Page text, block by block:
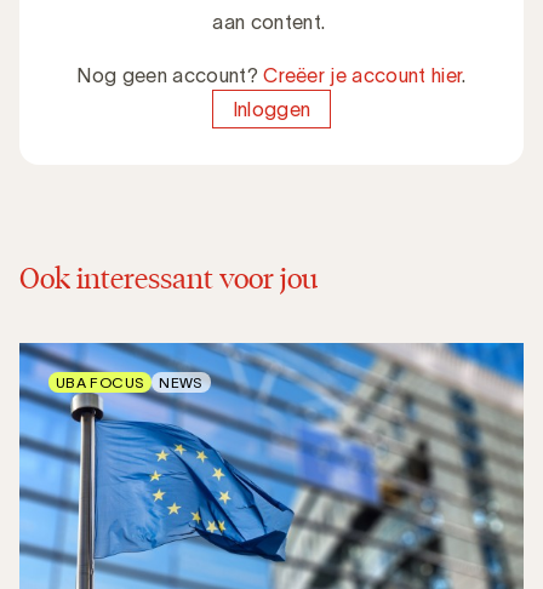
aan content.
Nog geen account?Creëer je account hier.
Inloggen
Ook interessant voor jou
UBA FOCUS NEWS